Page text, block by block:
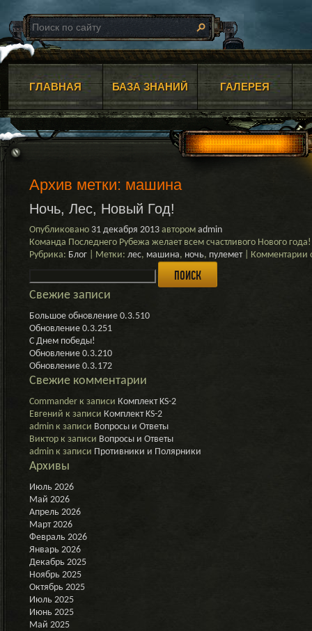
ГЛАВНАЯ БАЗА ЗНАНИЙ ГАЛЕРЕЯ
Архив метки: машина
Ночь, Лес, Новый Год!
Опубликовано 31 декабря 2013 автором admin
Команда Последнего Рубежа желает всем счастливого Нового года!
Рубрика: Блог Метки: лес, машина, ночь, пулемет Комментарии к
Свежие записи
Большое обновление 0.3.510
Обновление 0.3.251
С Днем победы!
Обновление 0.3.210
Обновление 0.3.172
Свежие комментарии
Commander к записи Комплект KS-2
Евгений к записи Комплект KS-2
admin к записи Вопросы и Ответы
Виктор к записи Вопросы и Ответы
admin к записи Противники и Полярники
Архивы
Июль 2026
Май 2026
Апрель 2026
Март 2026
Февраль 2026
Январь 2026
Декабрь 2025
Ноябрь 2025
Октябрь 2025
Июль 2025
Июнь 2025
Май 2025